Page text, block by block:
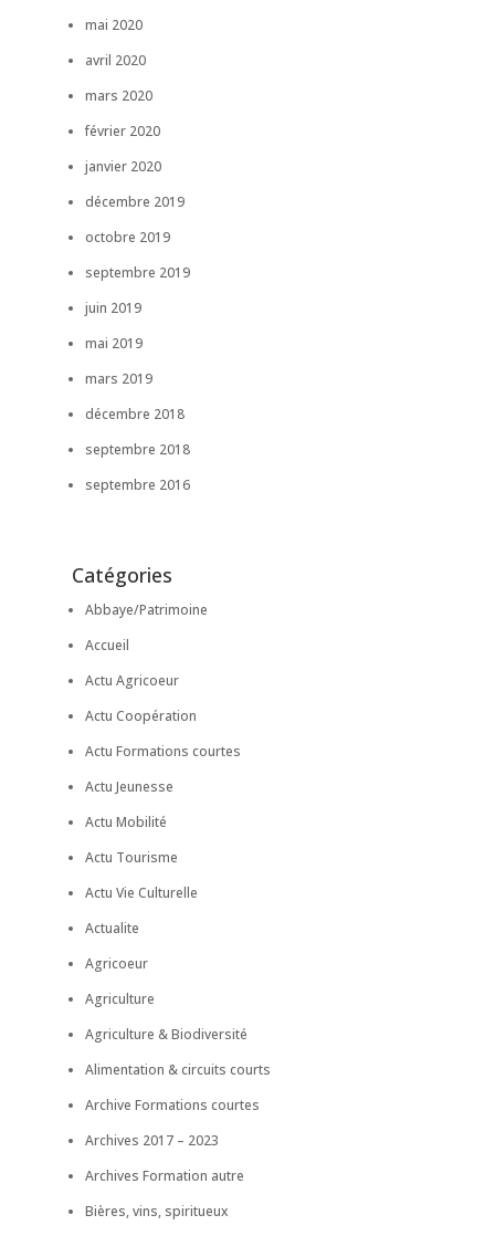
mai 2020
avril 2020
mars 2020
février 2020
janvier 2020
décembre 2019
octobre 2019
septembre 2019
juin 2019
mai 2019
mars 2019
décembre 2018
septembre 2018
septembre 2016
Catégories
Abbaye/Patrimoine
Accueil
Actu Agricoeur
Actu Coopération
Actu Formations courtes
Actu Jeunesse
Actu Mobilité
Actu Tourisme
Actu Vie Culturelle
Actualite
Agricoeur
Agriculture
Agriculture & Biodiversité
Alimentation & circuits courts
Archive Formations courtes
Archives 2017 – 2023
Archives Formation autre
Bières, vins, spiritueux